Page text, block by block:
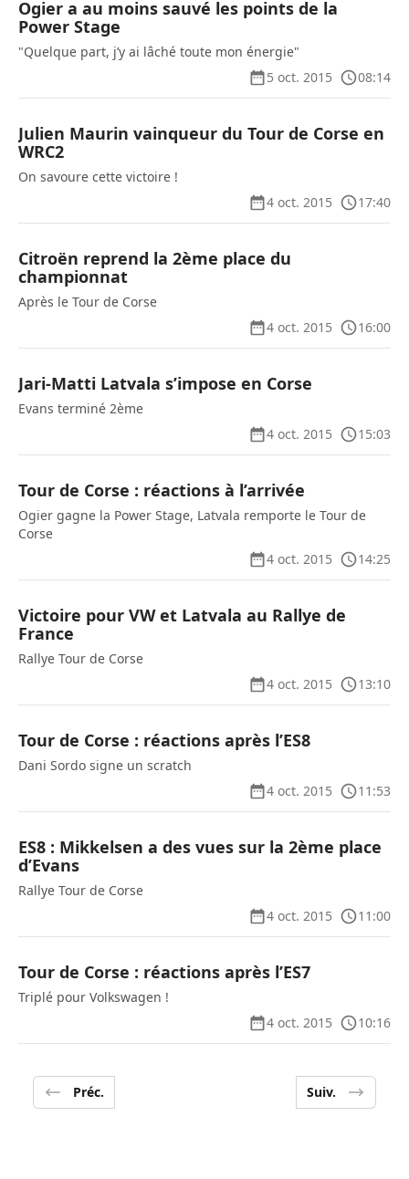
Ogier a au moins sauvé les points de la
Power Stage
"Quelque part, j’y ai lâché toute mon énergie"
5 oct. 2015
08:14
Julien Maurin vainqueur du Tour de Corse en
WRC2
On savoure cette victoire !
4 oct. 2015
17:40
Citroën reprend la 2ème place du
championnat
Après le Tour de Corse
4 oct. 2015
16:00
Jari-Matti Latvala s’impose en Corse
Evans terminé 2ème
4 oct. 2015
15:03
Tour de Corse : réactions à l’arrivée
Ogier gagne la Power Stage, Latvala remporte le Tour de
Corse
4 oct. 2015
14:25
Victoire pour VW et Latvala au Rallye de
France
Rallye Tour de Corse
4 oct. 2015
13:10
Tour de Corse : réactions après l’ES8
Dani Sordo signe un scratch
4 oct. 2015
11:53
ES8 : Mikkelsen a des vues sur la 2ème place
d’Evans
Rallye Tour de Corse
4 oct. 2015
11:00
Tour de Corse : réactions après l’ES7
Triplé pour Volkswagen !
4 oct. 2015
10:16
Préc. Suiv.